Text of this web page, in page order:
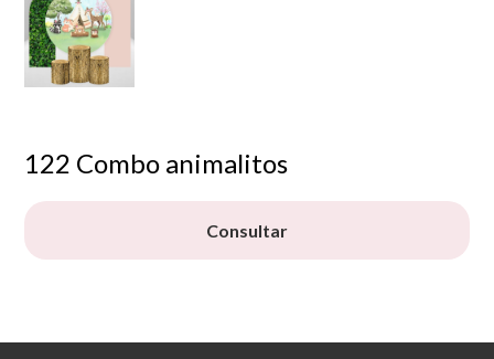
122 Combo animalitos
Consultar